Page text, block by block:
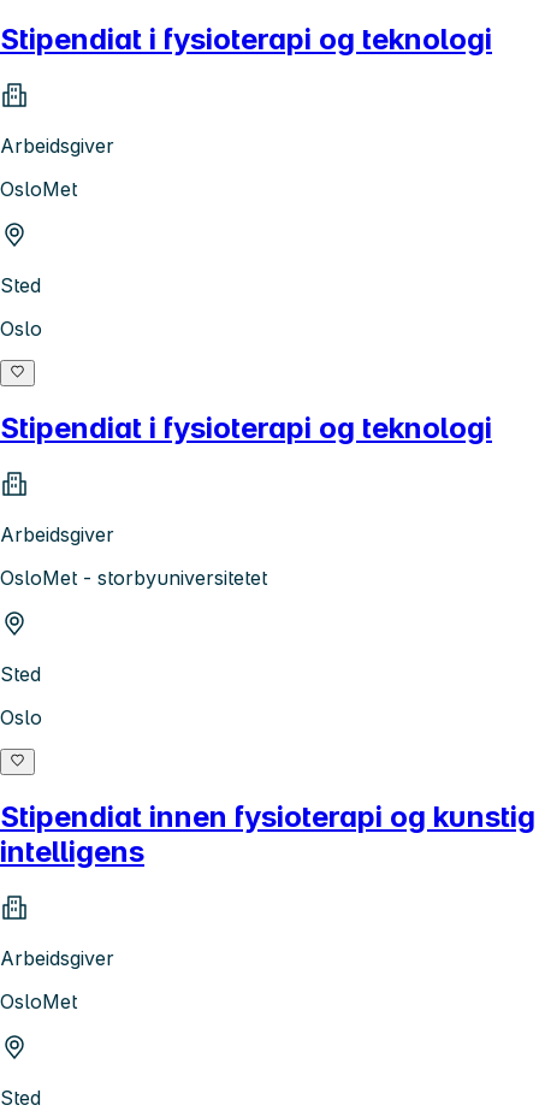
Stipendiat i fysioterapi og teknologi
Arbeidsgiver
OsloMet
Sted
Oslo
Stipendiat i fysioterapi og teknologi
Arbeidsgiver
OsloMet - storbyuniversitetet
Sted
Oslo
Stipendiat innen fysioterapi og kunstig
intelligens
Arbeidsgiver
OsloMet
Sted